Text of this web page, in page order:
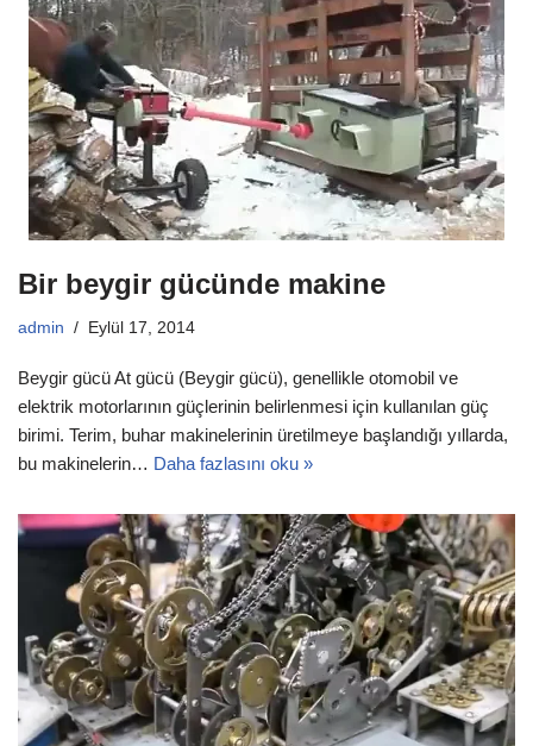
Bir beygir gücünde makine
admin Eylül 17, 2014
Beygir gücü At gücü (Beygir gücü), genellikle otomobil ve
elektrik motorlarının güçlerinin belirlenmesi için kullanılan güç
birimi. Terim, buhar makinelerinin üretilmeye başlandığı yıllarda,
bu makinelerin… Daha fazlasını oku »